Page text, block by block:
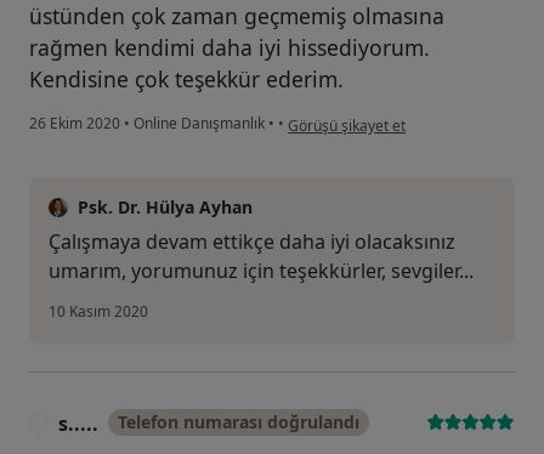
üstünden çok zaman geçmemiş olmasına
rağmen kendimi daha iyi hissediyorum.
Kendisine çok teşekkür ederim.
26 Ekim 2020 • Online Danışmanlık • • kullanıcının görüşüne göre k.....
Görüşü şikayet et
Psk. Dr. Hülya Ayhan
Çalışmaya devam ettikçe daha iyi olacaksınız
umarım, yorumunuz için teşekkürler, sevgiler...
10 Kasım 2020
s..... Telefon numarası doğrulandı